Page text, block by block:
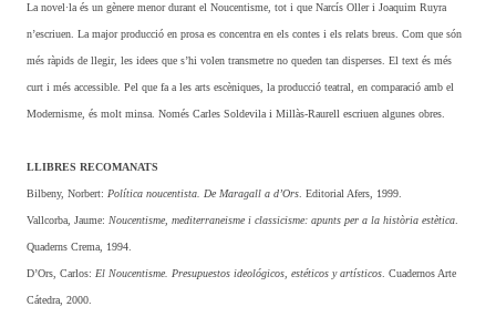
La novel·la és un gènere menor durant el Noucentisme, tot i que Narcís Oller i Joaquim Ruyra
n’escriuen. La major producció en prosa es concentra en els contes i els relats breus. Com que són
més ràpids de llegir, les idees que s’hi volen transmetre no queden tan disperses. El text és més
curt i més accessible. Pel que fa a les arts escèniques, la producció teatral, en comparació amb el
Modernisme, és molt minsa. Només Carles Soldevila i Millàs-Raurell escriuen algunes obres.
LLIBRES RECOMANATS
Bilbeny, Norbert: Política noucentista. De Maragall a d’Ors . Editorial Afers, 1999.
Vallcorba, Jaume: Noucentisme, mediterraneisme i classicisme: apunts per a la història estètica
Quaderns Crema, 1994.
D’Ors, Carlos: El Noucentisme. Presupuestos ideológicos, estéticos y artísticos . Cuadernos Arte
Cátedra, 2000.